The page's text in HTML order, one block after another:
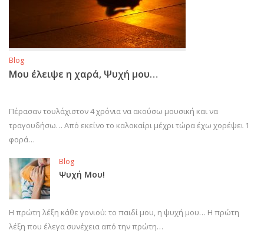
Blog
Μου έλειψε η χαρά, Ψυχή μου…
Πέρασαν τουλάχιστον 4 χρόνια να ακούσω μουσική και να
τραγουδήσω… Από εκείνο το καλοκαίρι μέχρι τώρα έχω χορέψει 1
φορά…
Blog
Ψυχή Μου!
Η πρώτη λέξη κάθε γονιού: το παιδί μου, η ψυχή μου… Η πρώτη
λέξη που έλεγα συνέχεια από την πρώτη…